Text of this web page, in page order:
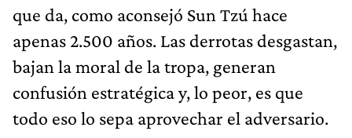
que da, como aconsejó Sun Tzú hace
apenas 2.500 años. Las derrotas desgastan,
bajan la moral de la tropa, generan
confusión estratégica y, lo peor, es que
todo eso lo sepa aprovechar el adversario.